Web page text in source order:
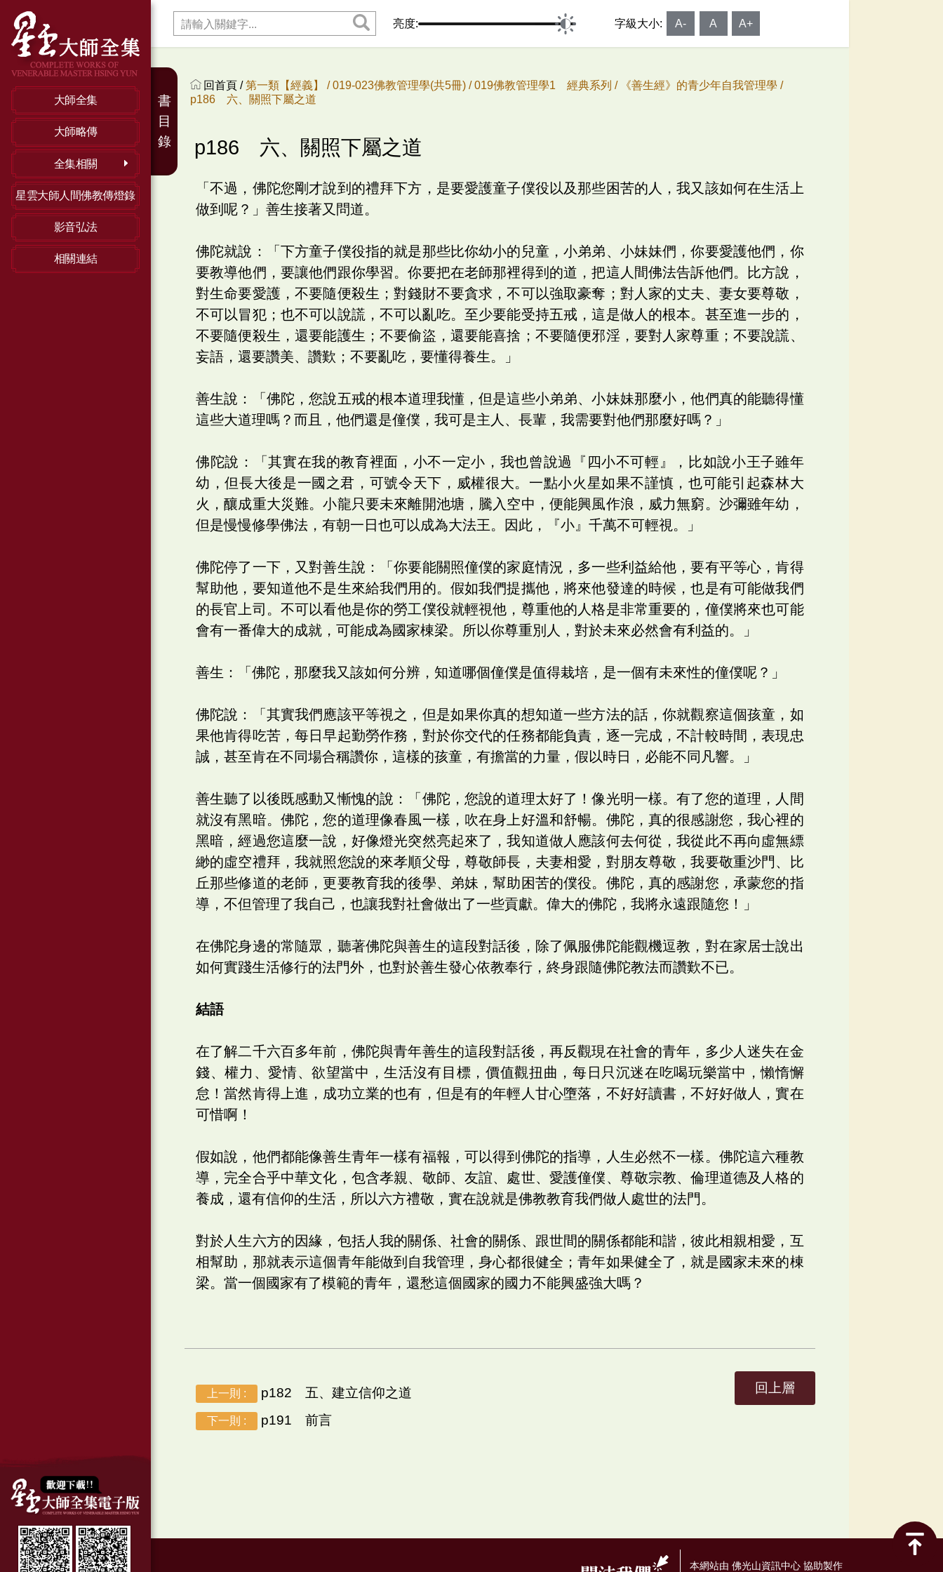
大師全集
大師略傳
全集相關
星雲大師人間佛教傳燈錄
影音弘法
相關連結
亮度: 字級大小: A- A A+
回首頁 /第一類【經義】 /019-023佛教管理學(共5冊) /019佛教管理學1 經典系列 /
《善生經》的青少年自我管理學 /
p186 六、關照下屬之道
p186 六、關照下屬之道
「不過，佛陀您剛才說到的禮拜下方，是要愛護童子僕役以及那些困苦的人，我又該如何在生活上
做到呢？」善生接著又問道。
佛陀就說：「下方童子僕役指的就是那些比你幼小的兒童，小弟弟、小妹妹們，你要愛護他們，你
要教導他們，要讓他們跟你學習。你要把在老師那裡得到的道，把這人間佛法告訴他們。比方說，
對生命要愛護，不要隨便殺生；對錢財不要貪求，不可以強取豪奪；對人家的丈夫、妻女要尊敬，
不可以冒犯；也不可以說謊，不可以亂吃。至少要能受持五戒，這是做人的根本。甚至進一步的，
不要隨便殺生，還要能護生；不要偷盜，還要能喜捨；不要隨便邪淫，要對人家尊重；不要說謊、
妄語，還要讚美、讚歎；不要亂吃，要懂得養生。」
善生說：「佛陀，您說五戒的根本道理我懂，但是這些小弟弟、小妹妹那麼小，他們真的能聽得懂
這些大道理嗎？而且，他們還是僮僕，我可是主人、長輩，我需要對他們那麼好嗎？」
佛陀說：「其實在我的教育裡面，小不一定小，我也曾說過『四小不可輕』，比如說小王子雖年
幼，但長大後是一國之君，可號令天下，威權很大。一點小火星如果不謹慎，也可能引起森林大
火，釀成重大災難。小龍只要未來離開池塘，騰入空中，便能興風作浪，威力無窮。沙彌雖年幼，
但是慢慢修學佛法，有朝一日也可以成為大法王。因此，『小』千萬不可輕視。」
佛陀停了一下，又對善生說：「你要能關照僮僕的家庭情況，多一些利益給他，要有平等心，肯得
幫助他，要知道他不是生來給我們用的。假如我們提攜他，將來他發達的時候，也是有可能做我們
的長官上司。不可以看他是你的勞工僕役就輕視他，尊重他的人格是非常重要的，僮僕將來也可能
會有一番偉大的成就，可能成為國家棟梁。所以你尊重別人，對於未來必然會有利益的。」
善生：「佛陀，那麼我又該如何分辨，知道哪個僮僕是值得栽培，是一個有未來性的僮僕呢？」
佛陀說：「其實我們應該平等視之，但是如果你真的想知道一些方法的話，你就觀察這個孩童，如
果他肯得吃苦，每日早起勤勞作務，對於你交代的任務都能負責，逐一完成，不計較時間，表現忠
誠，甚至肯在不同場合稱讚你，這樣的孩童，有擔當的力量，假以時日，必能不同凡響。」
善生聽了以後既感動又慚愧的說：「佛陀，您說的道理太好了！像光明一樣。有了您的道理，人間
就沒有黑暗。佛陀，您的道理像春風一樣，吹在身上好溫和舒暢。佛陀，真的很感謝您，我心裡的
黑暗，經過您這麼一說，好像燈光突然亮起來了，我知道做人應該何去何從，我從此不再向虛無縹
緲的虛空禮拜，我就照您說的來孝順父母，尊敬師長，夫妻相愛，對朋友尊敬，我要敬重沙門、比
丘那些修道的老師，更要教育我的後學、弟妹，幫助困苦的僕役。佛陀，真的感謝您，承蒙您的指
導，不但管理了我自己，也讓我對社會做出了一些貢獻。偉大的佛陀，我將永遠跟隨您！」
在佛陀身邊的常隨眾，聽著佛陀與善生的這段對話後，除了佩服佛陀能觀機逗教，對在家居士說出
如何實踐生活修行的法門外，也對於善生發心依教奉行，終身跟隨佛陀教法而讚歎不已。
結語
在了解二千六百多年前，佛陀與青年善生的這段對話後，再反觀現在社會的青年，多少人迷失在金
錢、權力、愛情、欲望當中，生活沒有目標，價值觀扭曲，每日只沉迷在吃喝玩樂當中，懶惰懈
怠！當然肯得上進，成功立業的也有，但是有的年輕人甘心墮落，不好好讀書，不好好做人，實在
可惜啊！
假如說，他們都能像善生青年一樣有福報，可以得到佛陀的指導，人生必然不一樣。佛陀這六種教
導，完全合乎中華文化，包含孝親、敬師、友誼、處世、愛護僮僕、尊敬宗教、倫理道德及人格的
養成，還有信仰的生活，所以六方禮敬，實在說就是佛教教育我們做人處世的法門。
對於人生六方的因緣，包括人我的關係、社會的關係、跟世間的關係都能和諧，彼此相親相愛，互
相幫助，那就表示這個青年能做到自我管理，身心都很健全；青年如果健全了，就是國家未來的棟
梁。當一個國家有了模範的青年，還愁這個國家的國力不能興盛強大嗎？
上一則 : p182 五、建立信仰之道
下一則 : p191 前言
回上層
書
目
錄
本網站由 佛光山資訊中心 協助製作